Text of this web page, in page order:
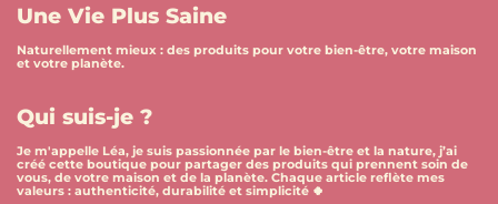
Une Vie Plus Saine
Naturellement mieux : des produits pour votre bien-être, votre maison
et votre planète.
Qui suis-je ?
Je m'appelle Léa, je suis passionnée par le bien-être et la nature, j’ai
créé cette boutique pour partager des produits qui prennent soin de
vous, de votre maison et de la planète. Chaque article reflète mes
valeurs : authenticité, durabilité et simplicité 🍀